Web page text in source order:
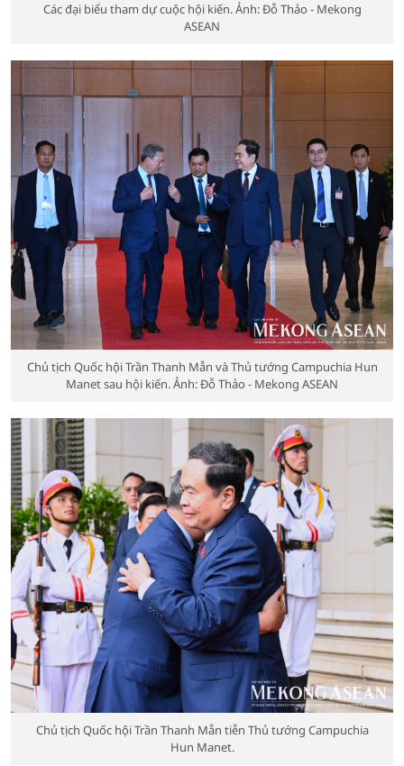
Các đại biểu tham dự cuộc hội kiến. Ảnh: Đỗ Thảo - Mekong
ASEAN
Chủ tịch Quốc hội Trần Thanh Mẫn và Thủ tướng Campuchia Hun
Manet sau hội kiến. Ảnh: Đỗ Thảo - Mekong ASEAN
Chủ tịch Quốc hội Trần Thanh Mẫn tiễn Thủ tướng Campuchia
Hun Manet.